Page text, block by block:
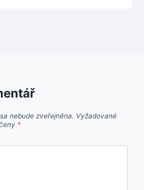
nebude zveřejněna. Vyžadované
*